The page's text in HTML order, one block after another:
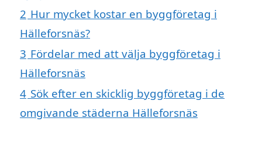
2 Hur mycket kostar en byggföretag i
Hälleforsnäs?
3 Fördelar med att välja byggföretag i
Hälleforsnäs
4 Sök efter en skicklig byggföretag i de
omgivande städerna Hälleforsnäs